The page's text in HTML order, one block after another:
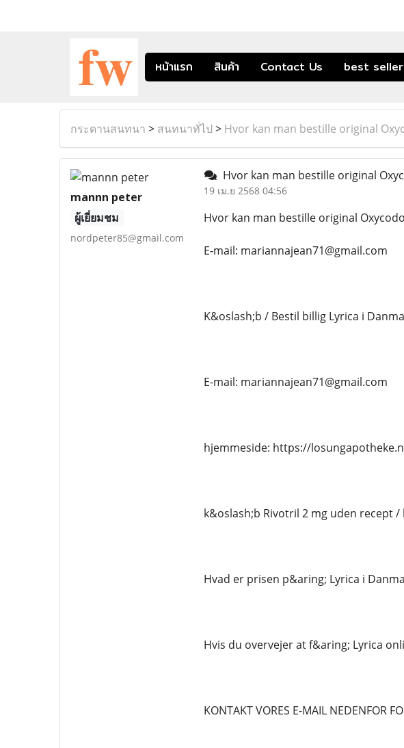
หน้าแรก สินค้า Contact Us best seller
กระดานสนทนา > สนทนาทั่ไป > Hvor kan man bestille original
mannn peter
ผู้เยี่ยมชม
nordpeter85@gmail.com
Hvor kan man bestille original
19 เม.ย 2568 04:56
Hvor kan man bestille original
E-mail: mariannajean71@gmail.com
K&oslash;b / Bestil billig Lyrica i
E-mail: mariannajean71@gmail.com
hjemmeside: https://
k&oslash;b Rivotril 2 mg uden recept
Hvad er prisen p&aring; Lyrica i
Hvis du overvejer at f&aring; Lyrica
KONTAKT VORES E-MAIL NEDENFOR